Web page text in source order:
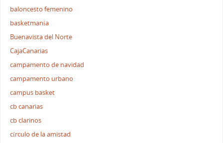
baloncesto femenino
basketmanía
Buenavista del Norte
CajaCanarias
campamento de navidad
campamento urbano
campus basket
cb canarias
cb clarinos
círculo de la amistad